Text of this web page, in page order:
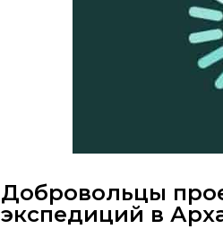
Добровольцы
экспедиций в